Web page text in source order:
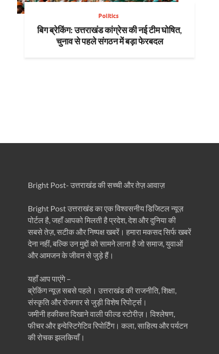
Politics
बिग ब्रेकिंग: उत्तराखंड कांग्रेस की नई टीम घोषित,
चुनाव से पहले संगठन में बड़ा फेरबदल
Bright Post- उत्तराखंड की सच्ची और तेज़ आवाज़
Bright Post उत्तराखंड का एक विश्वसनीय डिजिटल न्यूज़
पोर्टल है, जहाँ आपको मिलती है प्रदेश, देश और दुनिया की
सबसे तेज़, सटीक और निष्पक्ष खबरें। हमारा मकसद सिर्फ खबरें
देना नहीं, बल्कि उन मुद्दों को सामने लाना है जो समाज, युवाओं
और आमजन के जीवन से जुड़े हैं।
यहाँ आप पाएंगे –
ब्रेकिंग न्यूज़ सबसे पहले। उत्तराखंड की राजनीति, शिक्षा,
संस्कृति और रोजगार से जुड़ी विशेष रिपोर्ट्स।
जमीनी हकीकत दिखाने वाली फील्ड स्टोरीज़। विश्लेषण,
फीचर और इन्वेस्टिगेटिव रिपोर्टिंग। कला, साहित्य और पर्यटन
की रोचक झलकियाँ।